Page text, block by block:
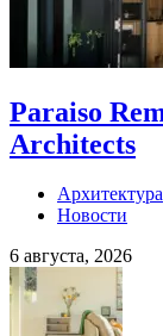
Paraiso
Architects
Архитектура
Новости
6 августа, 2026